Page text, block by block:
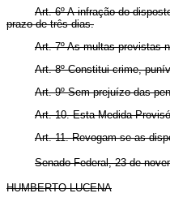
Art. 6º A infração do
prazo de três dias.
Art. 7º As multas previstas
Art. 8º Constitui crime,
Art. 9º Sem prejuízo das
Art. 10. Esta Medida
Art. 11. Revogam-se as
Senado Federal, 23 de
HUMBERTO LUCENA